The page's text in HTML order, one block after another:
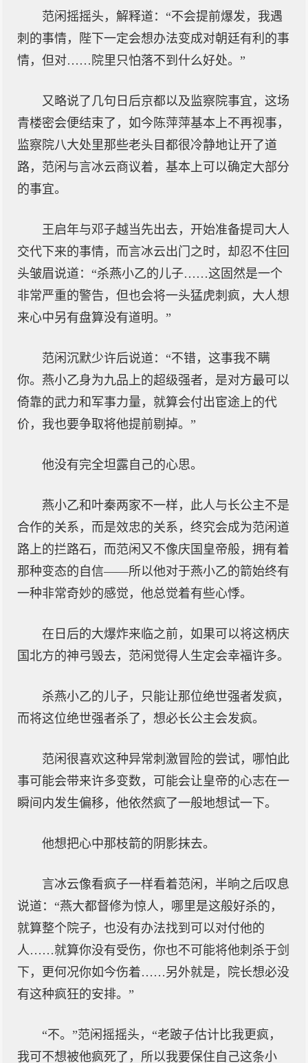
范闲摇摇头，解释道：“不会提前爆发，我遇
刺的事情，陛下一定会想办法变成对朝廷有利的事
情，但对……院里只怕落不到什么好处。”
又略说了几句日后京都以及监察院事宜，这场
青楼密会便结束了，如今陈萍萍基本上不再视事，
监察院八大处里那些老头目都很冷静地让开了道
路，范闲与言冰云商议着，基本上可以确定大部分
的事宜。
王启年与邓子越当先出去，开始准备提司大人
交代下来的事情，而言冰云出门之时，却忍不住回
头皱眉说道：“杀燕小乙的儿子……这固然是一个
非常严重的警告，但也会将一头猛虎刺疯，大人想
来心中另有盘算没有道明。”
范闲沉默少许后说道：“不错，这事我不瞒
你。燕小乙身为九品上的超级强者，是对方最可以
倚靠的武力和军事力量，就算会付出宦途上的代
价，我也要争取将他提前剔掉。”
他没有完全坦露自己的心思。
燕小乙和叶秦两家不一样，此人与长公主不是
合作的关系，而是效忠的关系，终究会成为范闲道
路上的拦路石，而范闲又不像庆国皇帝般，拥有着
那种变态的自信——所以他对于燕小乙的箭始终有
一种非常奇妙的感觉，他总觉着有些心悸。
在日后的大爆炸来临之前，如果可以将这柄庆
国北方的神弓毁去，范闲觉得人生定会幸福许多。
杀燕小乙的儿子，只能让那位绝世强者发疯，
而将这位绝世强者杀了，想必长公主会发疯。
范闲很喜欢这种异常刺激冒险的尝试，哪怕此
事可能会带来许多变数，可能会让皇帝的心志在一
瞬间内发生偏移，他依然疯了一般地想试一下。
他想把心中那枝箭的阴影抹去。
言冰云像看疯子一样看着范闲，半晌之后叹息
说道：“燕大都督修为惊人，哪里是这般好杀的，
就算整个院子，也没有办法找到可以对付他的
人……就算你没有受伤，你也不可能将他刺杀于剑
下，更何况你如今伤着……另外就是，院长想必没
有这种疯狂的安排。”
“不。”范闲摇摇头，“老跛子估计比我更疯，
我可不想被他疯死了，所以我要保住自己这条小